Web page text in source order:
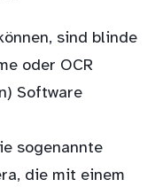
sind blinde
oder OCR
Software
sogenannte
die mit einem